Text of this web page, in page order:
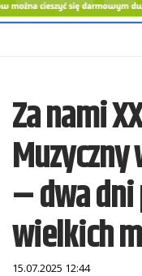
Poprzedni
Za nami
– dwa dni
wielkich
15.07.2025 12:44